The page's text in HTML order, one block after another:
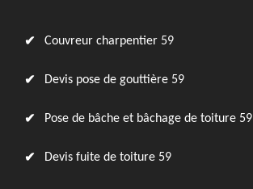
Couvreur charpentier 59
Devis pose de gouttière 59
Pose de bâche et bâchage de toiture 59
Devis fuite de toiture 59